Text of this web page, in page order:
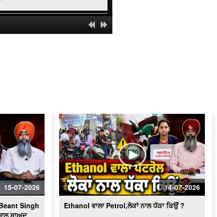
ਵਿਗਾੜਿਆ ਖ਼ੇਡ
Dosanjh Film | ਨਹੀਂ ਮੁੱਕੇਗਾ Congress ਦਾ
Punjab Congress Damage Control
|'Sutlej' ਤੋਂ ਕਿਉਂ ਡਰੀ ਸਰਕਾਰ ?
ਕੀ Punjab Congress ਇੱਕ ਹੋਰ ਦੋਫਾੜ ਵੱਲ
ਵੱਧ ਰਹੀ ਹੈ? Khabran de Aar Paar
PPCC new Controversy | '22' ਦੀ ਹਾਰ ਤੋਂ
ਫ਼ੈਸਲਾ' | Khabran de aar paar
15-07-2026
Singh
14-07-2026
Ethanol ਵਾਲਾ Petrol,ਲੋਕਾਂ ਨਾਲ ਧੱਕਾ ਕਿਉਂ ?